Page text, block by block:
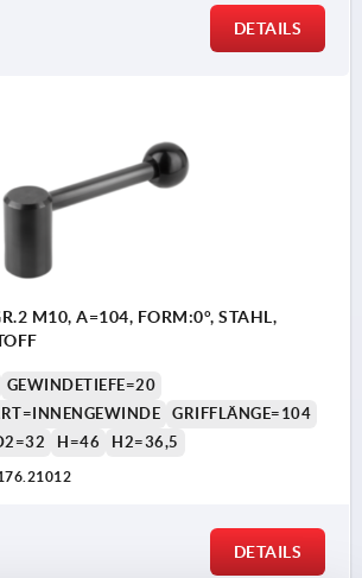
DETAILS
M10, A=104, FORM:0°, STAHL,
GEWINDETIEFE=20
GRIFFLÄNGE=104
H=46 H2=36,5
DETAILS